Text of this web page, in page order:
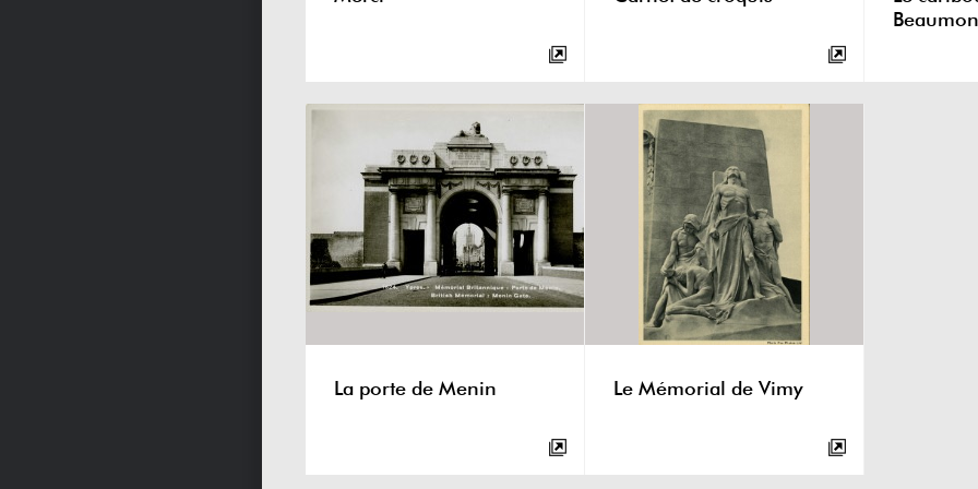
La porte de Menin Le Mémorial de Vimy